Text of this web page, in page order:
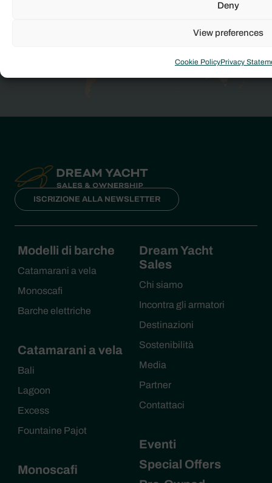
Deny
View preferences
Cookie PolicyPrivacy
di vendita di yacht. Contattaci oggi stesso per
ISCRIZIONE ALLA NEWSLETTER
Modelli di barche
Catamarani a vela
Monoscafi
Barche elettriche
Catamarani a vela
Bali
Lagoon
Excess
Fountaine Pajot
Monoscafi
Dream Yacht
Sales
Chi siamo
Incontra gli armatori
Destinazioni
Sostenibilità
Media
Partner
Contattaci
Eventi
Special Offers